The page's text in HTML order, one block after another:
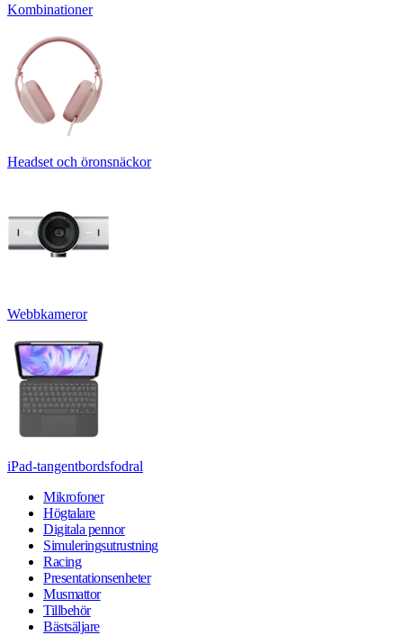
Kombinationer
Headset och öronsnäckor
Webbkameror
iPad-tangentbordsfodral
Mikrofoner
Högtalare
Digitala pennor
Simuleringsutrustning
Racing
Presentationsenheter
Musmattor
Tillbehör
Bästsäljare